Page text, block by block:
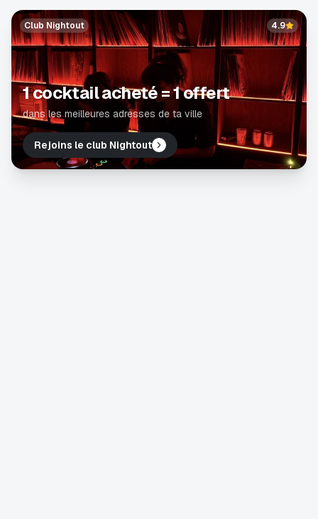
Club Nightout 4.9
1 cocktail acheté = 1 offert
dans les meilleures adresses de ta ville
Rejoins le club Nightout